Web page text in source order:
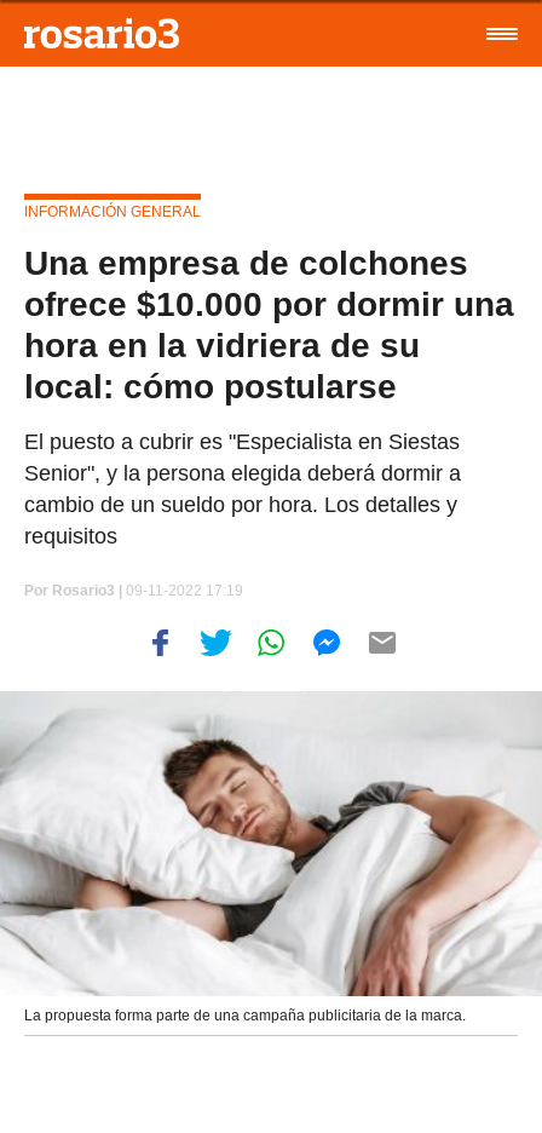
INFORMACIÓN GENERAL
Una empresa de colchones
ofrece $10.000 por dormir una
hora en la vidriera de su
local: cómo postularse
El puesto a cubrir es "Especialista en Siestas
Senior", y la persona elegida deberá dormir a
cambio de un sueldo por hora. Los detalles y
requisitos
Por Rosario3 | 09-11-2022 17:19
La propuesta forma parte de una campaña publicitaria de la marca.